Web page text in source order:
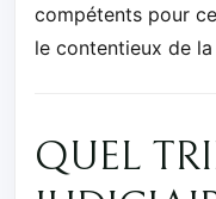
compétents pour
le contentieux de
QUEL